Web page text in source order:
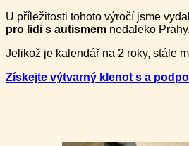
U příležitosti tohoto výročí jsme
pro lidi s autismem nedaleko
Jelikož je kalendář na 2 roky, stále
Získejte výtvarný klenot s a